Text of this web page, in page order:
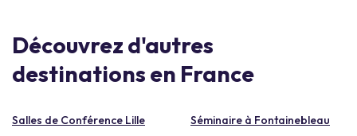
Découvrez d'autres
destinations en France
Salles de Conférence Lille Séminaire à Fontainebleau